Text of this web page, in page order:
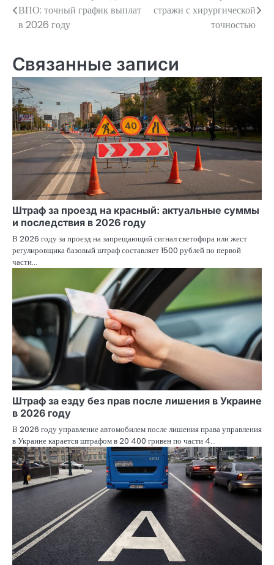
по
ВПО: точный график выплат
в 2026 году
стражи с хирургической
точностью
Связанные записи
Штраф за проезд на красный: актуальные суммы
и последствия в 2026 году
В 2026 году за проезд на запрещающий сигнал светофора или жест
регулировщика базовый штраф составляет 1500 рублей по первой
части…
Штраф за езду без прав после лишения в Украине
в 2026 году
В 2026 году управление автомобилем после лишения права управления
в Украине карается штрафом в 20 400 гривен по части 4…